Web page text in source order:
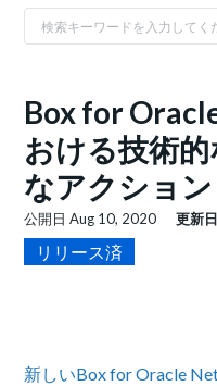
Box for
おける技術的
なアクション
公開日Aug 10, 2020 更新日
リリース済
新しいBox for Oracle